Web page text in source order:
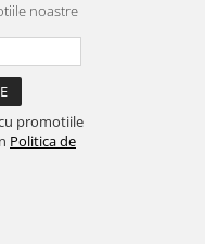
noastre
promotiile
Politica de